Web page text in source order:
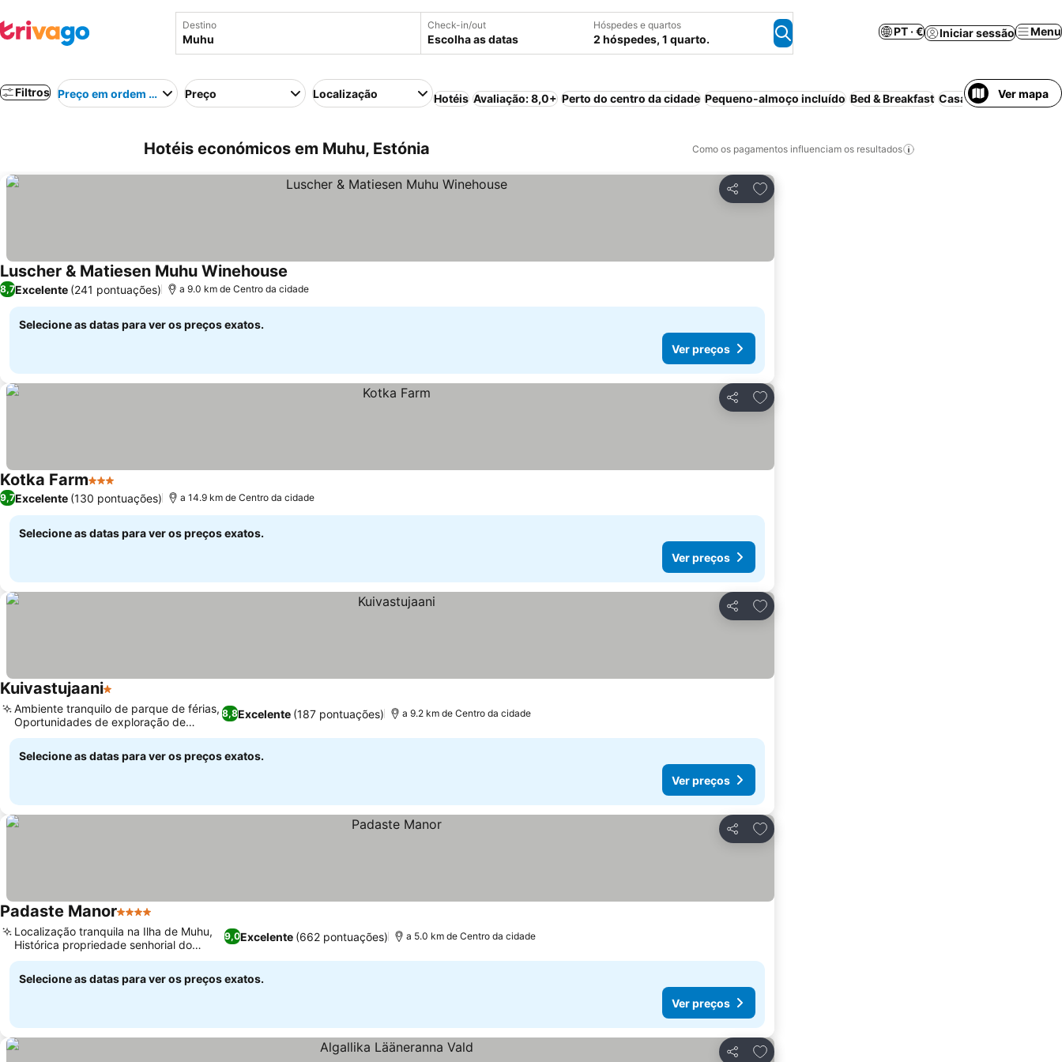
Destino Check-in/out
Escolha as datas
Hóspedes e quartos
2 hóspedes, 1 quarto.
PT · € Iniciar sessão Menu
Filtros Preço em ordem crescentePreço Localização Hotéis Avaliação: 8,0+ Perto do centro da cidade Pequeno-almoço incluído Bed & Breakfast Casa de hóspedes
Ver mapa
Hotéis económicos em Muhu, Estónia Como os pagamentos influenciam os resultados
Partilhar
Adicionar aos favoritos
Luscher & Matiesen Muhu Winehouse
8,7Excelente (241 pontuações) a 9.0 km de Centro da cidade
Selecione as datas para ver os preços exatos.
Ver preços
Partilhar
Adicionar aos favoritos
Kotka Farm3 EstrelasVer preços
9,7Excelente (130 pontuações) a 14.9 km de Centro da cidade
Selecione as datas para ver os preços exatos.
Ver preços
Partilhar
Adicionar aos favoritos
Kuivastujaani1 Estrelas
8,8Excelente (187 pontuações)
Ambiente tranquilo de parque de férias,
Oportunidades de exploração de
bicicleta
a 9.2 km de Centro da cidade
Selecione as datas para ver os preços exatos.
Ver preços
Partilhar
Adicionar aos favoritos
Padaste Manor4 Estrelas
9,0Excelente (662 pontuações)
Localização tranquila na Ilha de Muhu,
Histórica propriedade senhorial do
século XVI
a 5.0 km de Centro da cidade
Selecione as datas para ver os preços exatos.
Ver preços
Partilhar
Adicionar aos favoritos